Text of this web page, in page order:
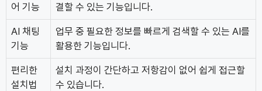
어 기능
결할 수 있는 기능입니다.
AI 채팅
기능
업무 중 필요한 정보를 빠르게 검색할 수 있는 AI를
활용한 기능입니다.
편리한
설치법
설치 과정이 간단하고 저항감이 없어 쉽게 접근할
수 있습니다.